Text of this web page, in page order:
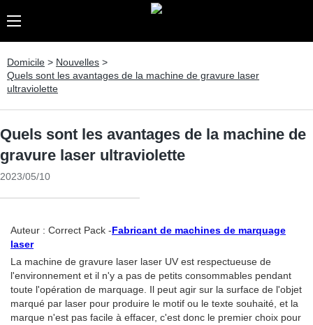
Domicile > Nouvelles >
Quels sont les avantages de la machine de gravure laser
ultraviolette
Quels sont les avantages de la machine de
gravure laser ultraviolette
2023/05/10
Auteur : Correct Pack -Fabricant de machines de marquage
laser
La machine de gravure laser laser UV est respectueuse de
l'environnement et il n'y a pas de petits consommables pendant
toute l'opération de marquage. Il peut agir sur la surface de l'objet
marqué par laser pour produire le motif ou le texte souhaité, et la
marque n'est pas facile à effacer, c'est donc le premier choix pour